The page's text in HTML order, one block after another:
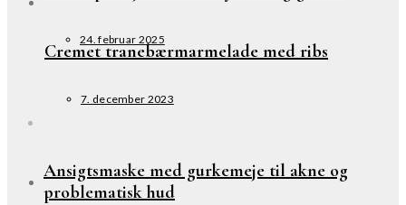
Cremet tranebærmarmelade med ribs
7. december 2023
24. februar 2025
Ansigtsmaske med gurkemeje til akne og
problematisk hud